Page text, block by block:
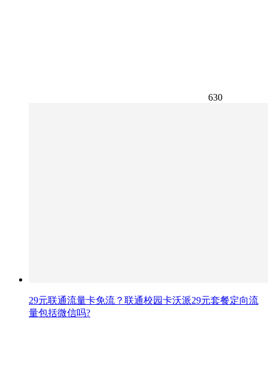
630
29元联通流量卡免流？联通校园卡沃派29元套餐定向流
量包括微信吗?